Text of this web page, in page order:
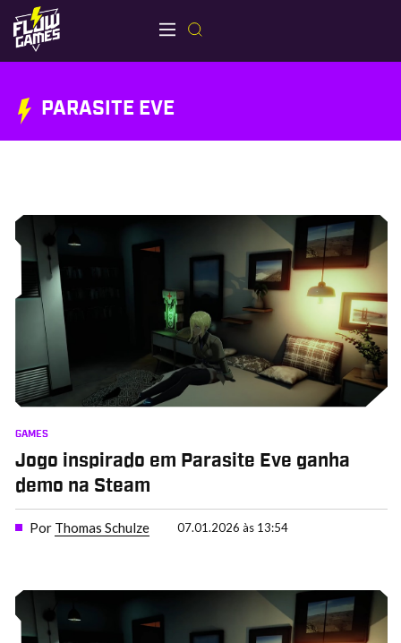
PARASITE EVE
GAMES
Jogo inspirado em Parasite Eve ganha
demo na Steam
Por Thomas Schulze 07.01.2026 às 13:54